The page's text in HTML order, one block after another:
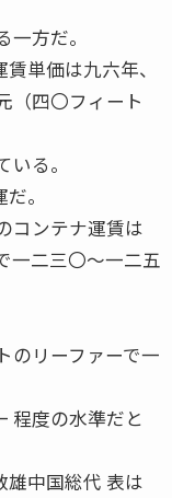
方だ。
単価は九六年、
（四〇フィート
る。
。
コンテナ運賃は
一二三〇〜一二五
のリーファーで一
程度の水準だと
雄中国総代 表は